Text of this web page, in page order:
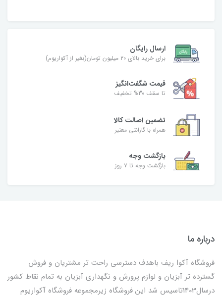
ارسال رایگان
برای خرید بالای ۲۰ میلیون تومان(بغیر از آکواریوم)
قیمت شگفت‌انگیز
تا سقف 30% تخفیف
تضمین اصالت کالا
همراه با گارانتی معتبر
بازگشت وجه
بازگشت وجه تا ۷ روز
درباره ما
فروشگاه آکوا ریف باهدف دسترسی راحت تر مشتریان و فروش
گسترده تر آبزیان و لوازم پرورش و نگهداری آبزیان به تمام نقاط کشور
درسال1403تاسیس شد این فروشگاه زیرمجموعه فروشگاه آکواریوم